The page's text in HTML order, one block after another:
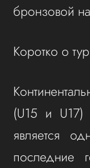
бронзовой
Коротко о
(U15 и
является
последние